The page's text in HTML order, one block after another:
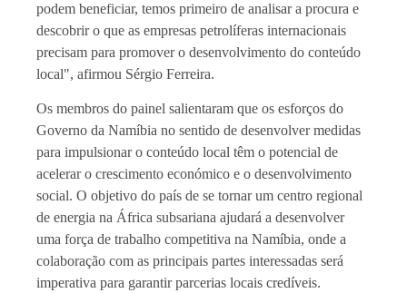
podem beneficiar, temos primeiro de analisar a procura e
descobrir o que as empresas petrolíferas internacionais
precisam para promover o desenvolvimento do conteúdo
local", afirmou Sérgio Ferreira.
Os membros do painel salientaram que os esforços do
Governo da Namíbia no sentido de desenvolver medidas
para impulsionar o conteúdo local têm o potencial de
acelerar o crescimento económico e o desenvolvimento
social. O objetivo do país de se tornar um centro regional
de energia na África subsariana ajudará a desenvolver
uma força de trabalho competitiva na Namíbia, onde a
colaboração com as principais partes interessadas será
imperativa para garantir parcerias locais credíveis.